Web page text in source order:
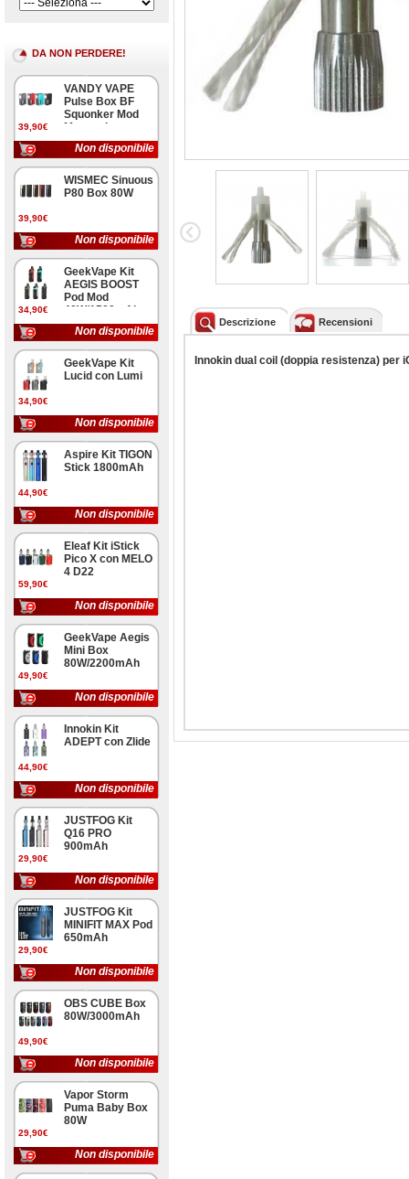
DA NON PERDERE!
39,90€
VANDY VAPE
Pulse Box BF
Squonker Mod
Meccanica
Non disponibile
39,90€
WISMEC Sinuous
P80 Box 80W
Non disponibile
34,90€
GeekVape Kit
AEGIS BOOST
Pod Mod
40W/1500mAh
Non disponibile
34,90€
GeekVape Kit
Lucid con Lumi
Non disponibile
44,90€
Aspire Kit TIGON
Stick 1800mAh
Non disponibile
59,90€
Eleaf Kit iStick
Pico X con MELO
4 D22
Non disponibile
49,90€
GeekVape Aegis
Mini Box
80W/2200mAh
Non disponibile
44,90€
Innokin Kit
ADEPT con Zlide
Non disponibile
29,90€
JUSTFOG Kit
Q16 PRO
900mAh
Non disponibile
29,90€
JUSTFOG Kit
MINIFIT MAX Pod
650mAh
Non disponibile
49,90€
OBS CUBE Box
80W/3000mAh
Non disponibile
29,90€
Vapor Storm
Puma Baby Box
80W
Non disponibile
Descrizione Recensioni
Innokin dual coil (doppia resistenza) per